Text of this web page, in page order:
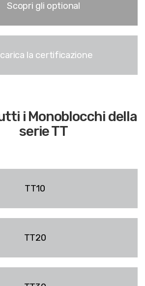
Scopri gli optional
la certificazione
i Monoblocchi della
serie TT
TT10
TT20